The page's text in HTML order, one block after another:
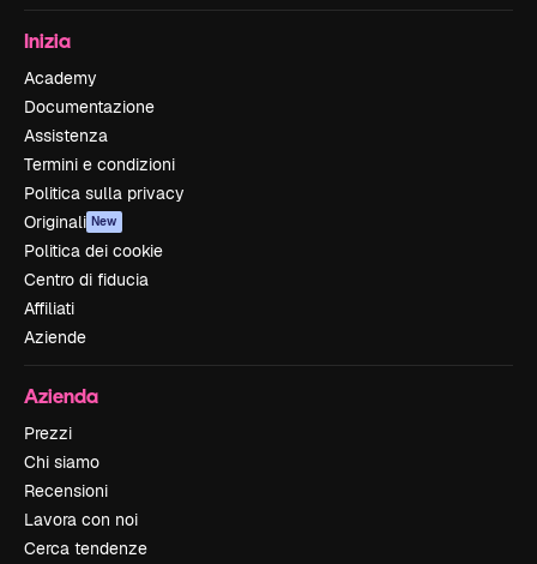
Inizia
Academy
Documentazione
Assistenza
Termini e condizioni
Politica sulla privacy
Originali New
Politica dei cookie
Centro di fiducia
Affiliati
Aziende
Azienda
Prezzi
Chi siamo
Recensioni
Lavora con noi
Cerca tendenze